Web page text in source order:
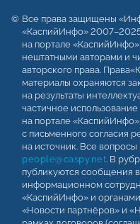
Все права защищены
«КаспийИнфо»
на портале
нештатными авторами и
авторского права.
материалы охраняются
на результаты
частичное
на портале
с письменного согласия
на источник. Все
people@caspy.net. В
публикуются сообщения
информационном
«КаспийИнфо» и
«Новости партнёров» и